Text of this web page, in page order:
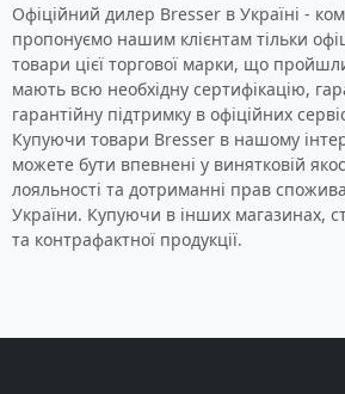
Офіційний дилер Bresser в Україні -
пропонуємо нашим клієнтам тільки
товари цієї торгової марки, що
мають всю необхідну сертифікацію,
гарантійну підтримку в офіційних
Купуючи товари Bresser в нашому
можете бути впевнені у винятковій
лояльності та дотриманні прав
України. Купуючи в інших магазинах,
та контрафактної продукції.